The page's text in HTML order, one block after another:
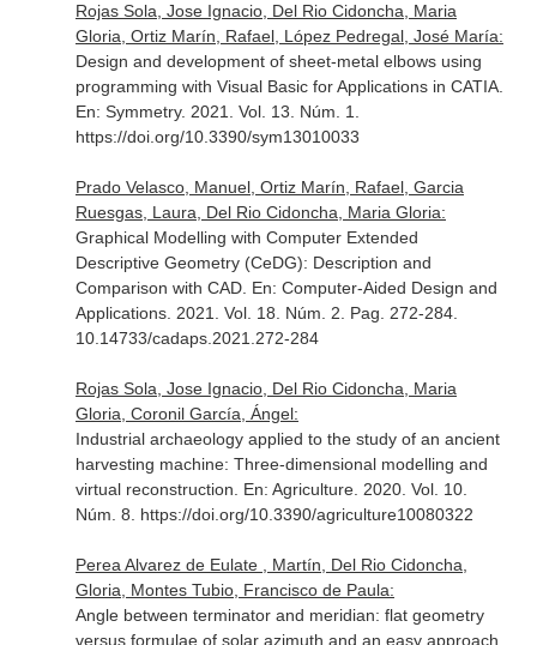
Rojas Sola, Jose Ignacio, Del Rio Cidoncha, Maria
Gloria, Ortiz Marín, Rafael, López Pedregal, José María:
Design and development of sheet-metal elbows using
programming with Visual Basic for Applications in CATIA.
En: Symmetry. 2021. Vol. 13. Núm. 1.
https://doi.org/10.3390/sym13010033
Prado Velasco, Manuel, Ortiz Marín, Rafael, Garcia
Ruesgas, Laura, Del Rio Cidoncha, Maria Gloria:
Graphical Modelling with Computer Extended
Descriptive Geometry (CeDG): Description and
Comparison with CAD. En: Computer-Aided Design and
Applications. 2021. Vol. 18. Núm. 2. Pag. 272-284.
10.14733/cadaps.2021.272-284
Rojas Sola, Jose Ignacio, Del Rio Cidoncha, Maria
Gloria, Coronil García, Ángel:
Industrial archaeology applied to the study of an ancient
harvesting machine: Three-dimensional modelling and
virtual reconstruction. En: Agriculture. 2020. Vol. 10.
Núm. 8. https://doi.org/10.3390/agriculture10080322
Perea Alvarez de Eulate , Martín, Del Rio Cidoncha,
Gloria, Montes Tubio, Francisco de Paula:
Angle between terminator and meridian: flat geometry
versus formulae of solar azimuth and an easy approach